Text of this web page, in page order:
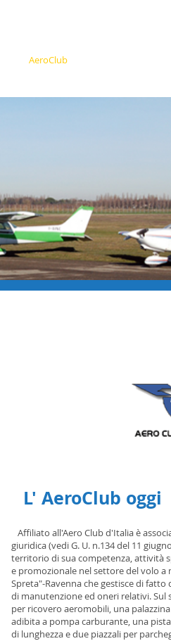
AeroClub
L' AeroClub oggi
Affiliato all'Aero Club d'Italia è
giuridica (vedi G. U. n.134 del 11
territorio di sua competenza, attività
e promozionale nel settore del volo a
Spreta"-Ravenna che gestisce di
di manutenzione ed oneri relativi.
per ricovero aeromobili, una
adibita a pompa carburante, una
di lunghezza e due piazzali per